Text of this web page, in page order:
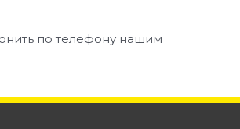
по телефону нашим